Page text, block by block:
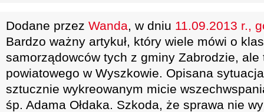
Dodane przez Wanda, w dniu 11.09.2013 r.,
Bardzo ważny artykuł, który wiele mówi o
samorządowców tych z gminy Zabrodzie,
powiatowego w Wyszkowie. Opisana
sztucznie wykreowanym micie
śp. Adama Ołdaka. Szkoda, że sprawa nie